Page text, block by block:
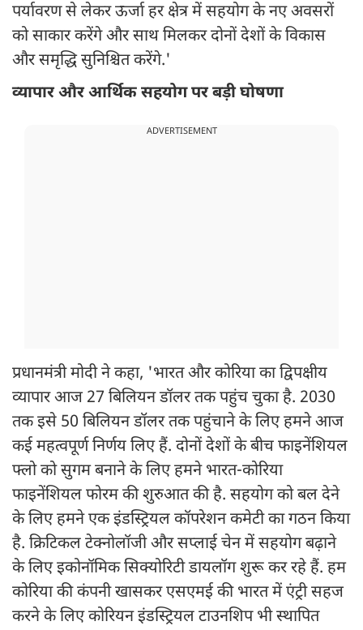
पर्यावरण से लेकर ऊर्जा हर क्षेत्र में सहयोग के नए अवसरों
को साकार करेंगे और साथ मिलकर दोनों देशों के विकास
और समृद्धि सुनिश्चित करेंगे.'
व्यापार और आर्थिक सहयोग पर बड़ी घोषणा
ADVERTISEMENT
प्रधानमंत्री मोदी ने कहा, 'भारत और कोरिया का द्विपक्षीय
व्यापार आज 27 बिलियन डॉलर तक पहुंच चुका है. 2030
तक इसे 50 बिलियन डॉलर तक पहुंचाने के लिए हमने आज
कई महत्वपूर्ण निर्णय लिए हैं. दोनों देशों के बीच फाइनेंशियल
फ्लो को सुगम बनाने के लिए हमने भारत-कोरिया
फाइनेंशियल फोरम की शुरुआत की है. सहयोग को बल देने
के लिए हमने एक इंडस्ट्रियल कॉपरेशन कमेटी का गठन किया
है. क्रिटिकल टेक्नोलॉजी और सप्लाई चेन में सहयोग बढ़ाने
के लिए इकोनॉमिक सिक्योरिटी डायलॉग शुरू कर रहे हैं. हम
कोरिया की कंपनी खासकर एसएमई की भारत में एंट्री सहज
करने के लिए कोरियन इंडस्ट्रियल टाउनशिप भी स्थापित